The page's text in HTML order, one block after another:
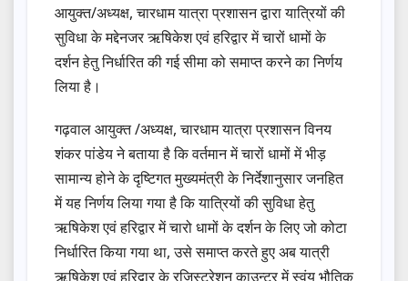
आयुक्त/अध्यक्ष, चारधाम यात्रा प्रशासन द्वारा यात्रियों की
सुविधा के मद्देनजर ऋषिकेश एवं हरिद्वार में चारों धामों के
दर्शन हेतु निर्धारित की गई सीमा को समाप्त करने का निर्णय
लिया है।
गढ़वाल आयुक्त /अध्यक्ष, चारधाम यात्रा प्रशासन विनय
शंकर पांडेय ने बताया है कि वर्तमान में चारों धामों में भीड़
सामान्य होने के दृष्टिगत मुख्यमंत्री के निर्देशानुसार जनहित
में यह निर्णय लिया गया है कि यात्रियों की सुविधा हेतु
ऋषिकेश एवं हरिद्वार में चारो धामों के दर्शन के लिए जो कोटा
निर्धारित किया गया था, उसे समाप्त करते हुए अब यात्री
ऋषिकेश एवं हरिद्वार के रजिस्ट्रेशन काउन्टर में स्वंय भौतिक